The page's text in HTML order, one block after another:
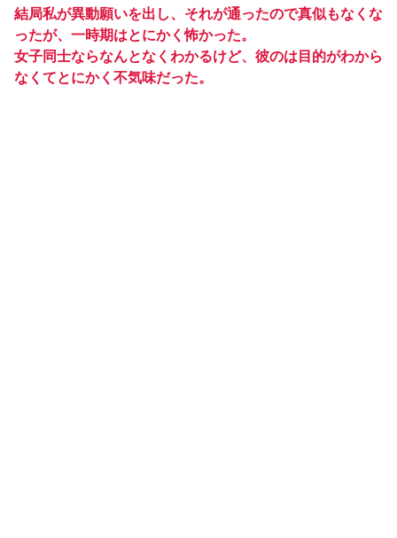
結局私が異動願いを出し、それが通ったので真似もなくな
ったが、一時期はとにかく怖かった。
女子同士ならなんとなくわかるけど、彼のは目的がわから
なくてとにかく不気味だった。